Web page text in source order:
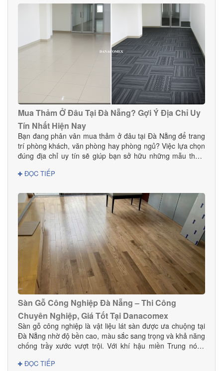
Teak ở đâu tại Đà Nẵng để đảm bảo chất lượng thật, giá tốt
và dịch vụ thi công chuyên nghiệp? Hãy cùng Danacomex
Mua Thảm Ở Đâu Tại Đà Nẵng? Gợi Ý Địa Chỉ Uy
Tín Nhất Hiện Nay
Bạn đang phân vân mua thảm ở đâu tại Đà Nẵng để trang
trí phòng khách, văn phòng hay phòng ngủ? Việc lựa chọn
đúng địa chỉ uy tín sẽ giúp bạn sở hữu những mẫu thảm
Trong bài viết này, DANACOMEX giới thiệu đến bạn nơi
tại Đà Nẵng.
ĐỌC TIẾP
Sàn Gỗ Công Nghiệp Đà Nẵng – Thi Công
Chuyên Nghiệp, Giá Tốt Tại Danacomex
Sàn gỗ công nghiệp là vật liệu lát sàn được ưa chuộng tại
Đà Nẵng nhờ độ bền cao, màu sắc sang trọng và khả năng
chống trầy xước vượt trội. Với khí hậu miền Trung nóng
gian bền đẹp và hạn chế cong vênh hiệu quả. Tại Đà
ĐỌC TIẾP